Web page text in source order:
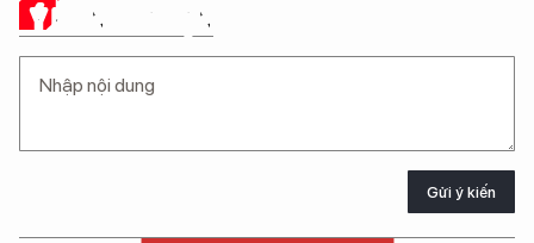
Ý KIẾN CỦA BẠN
Gửi ý kiến